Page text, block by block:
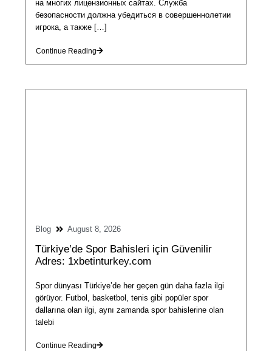
на многих лицензионных сайтах. Служба
безопасности должна убедиться в совершеннолетии
игрока, а также […]
Continue Reading
Blog August 8, 2026
Türkiye’de Spor Bahisleri için Güvenilir
Adres: 1xbetinturkey.com
Spor dünyası Türkiye’de her geçen gün daha fazla ilgi
görüyor. Futbol, basketbol, tenis gibi popüler spor
dallarına olan ilgi, aynı zamanda spor bahislerine olan
talebi
Continue Reading